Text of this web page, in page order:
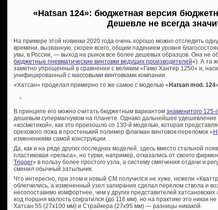
«Hatsan 124»: бюджетная версия
Дешевле не всегда
На примере этой новинки 2020 года очень хорошо можно отследить
времени, вызванную, скорее всего, общим падением уровня
увы, в России, — выход на рынок все более дешевых образцов. Она не
бюджетные пневматические винтовки ведущих производителей«). А та
заметно упрощенный в сравнении с великим «Гамо Хантер 1250» и,
унифицированный с массовыми винтовками компании.
«Хатсан» проделал примерно то же самое с моделью «Hatsan mod. 124
В принципе его можно считать бюджетным вариантом знаменитого 125-
дешевым супермагнумом на планете. Однако дальнейшее удешевление
«косметикой», как это произошло со 130-й моделью, которая
орехового ложа в простенький полимер флагман винтовок-переломок «
изменениями самой конструкции.
Да, как и на ряде других последних моделей, здесь вместо стальной
пластиковая «рельса», но турки, например, отказались от своего
Trigger» в пользу более простого узла, а систему смягчения отдачи и
сменил обычный затыльник.
Что интересно, при этом и новый СМ получился не хуже, нежели
облегчились, а измененный узел запирания сделал перелом ствола и
несопоставимо комфортнее, чем у других представителей
ход поршня малость сократился (до 116 мм), но на практике это никак
Хатсан 55 (27х100 мм) и Страйкера (27х95 мм) — разницы никакой.